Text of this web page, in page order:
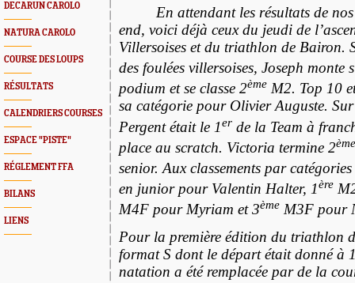
DECARUN CAROLO
NATURA CAROLO
COURSE DES LOUPS
RÉSULTATS
CALENDRIERS COURSES
ESPACE "PISTE"
RÉGLEMENT FFA
BILANS
LIENS
En attendant les résultats de
end, voici déjà ceux du jeudi de
Villersoises et du triathlon de Bairon.
des foulées villersoises, Joseph monte
podium et se classe 2ème M2. Top 10
sa catégorie pour Olivier Auguste.
Pergent était le 1er de la Team à
place au scratch. Victoria termine 2ème
senior. Aux classements par catégories
en junior pour Valentin Halter, 1ère
M4F pour Myriam et 3ème M3F pour
Pour la première édition du triathlon
format S dont le départ était donné à
natation a été remplacée par de la